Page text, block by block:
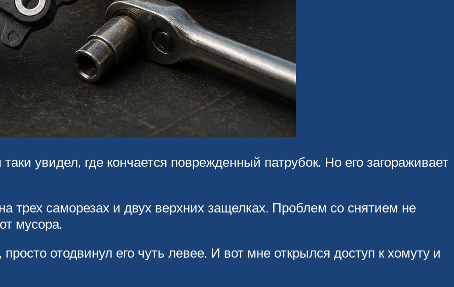
увидел, где кончается поврежденный патрубок. Но его загораживает
трех саморезах и двух верхних защелках. Проблем со снятием не
мусора.
отодвинул его чуть левее. И вот мне открылся доступ к хомуту и